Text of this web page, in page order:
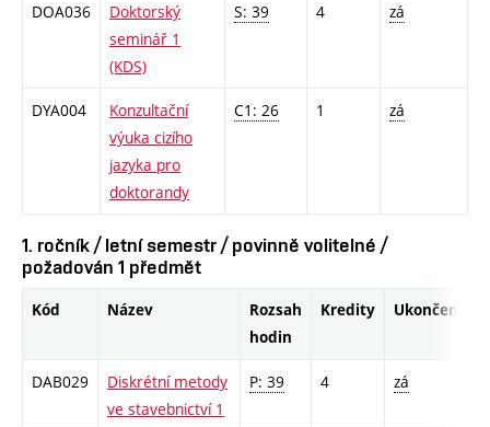
DOA036
Doktorský
seminář 1
(KDS)
S: 39 4 zá
DYA004
Konzultační
výuka cizího
jazyka pro
doktorandy
C1: 26 1 zá
1. ročník / letní semestr / povinně volitelné /
požadován 1 předmět
Kód Název
Rozsah
hodin
Kredity Ukončení
DAB029
Diskrétní metody
ve stavebnictví 1
P: 39 4 zá